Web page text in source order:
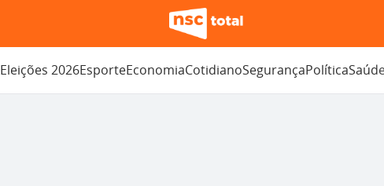
Eleições 2026EsporteEconomiaCotidianoSegurançaPolítica